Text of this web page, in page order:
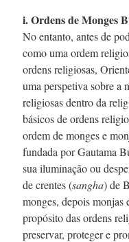
i. Ordens de Monges
No entanto, antes de
como uma ordem
ordens religiosas,
uma perspetiva sobre a
religiosas dentro da
básicos de ordens
ordem de monges e
fundada por Gautama
sua iluminação ou
de crentes (sangha) de
monges, depois monjas
propósito das ordens
preservar, proteger e